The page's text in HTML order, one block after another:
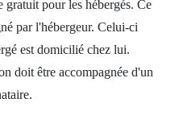
gratuit pour les hébergés. Ce
par l'hébergeur. Celui-ci
est domicilié chez lui.
doit être accompagnée d'un